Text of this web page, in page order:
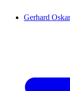
Gerhard